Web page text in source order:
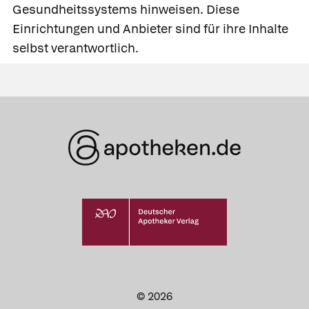
Gesundheitssystems hinweisen. Diese
Einrichtungen und Anbieter sind für ihre Inhalte
selbst verantwortlich.
© 2026